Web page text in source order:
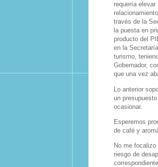
requería
través de la
la puesta en
producto del
en la
turismo,
Gobernador,
que una vez
Lo anterior
un
ocasionar.
Esperemos
de café y
No me
riesgo de